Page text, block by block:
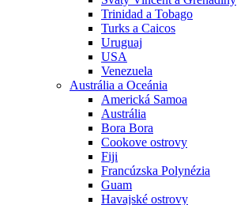
Trinidad a Tobago
Turks a Caicos
Uruguaj
USA
Venezuela
Austrália a Oceánia
Americká Samoa
Austrália
Bora Bora
Cookove ostrovy
Fiji
Francúzska Polynézia
Guam
Havajské ostrovy